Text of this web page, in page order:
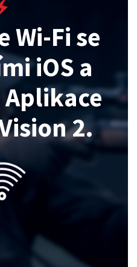
Wi-Fi se
iOS a
2.